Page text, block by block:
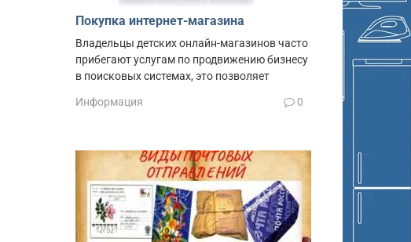
Покупка интернет-магазина
Владельцы детских онлайн-магазинов часто
прибегают услугам по продвижению бизнесу
в поисковых системах, это позволяет
Информация 0